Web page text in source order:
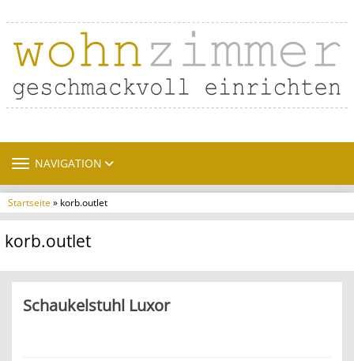
TOGGLE NAVIGATION
NAVIGATION
Startseite» korb.outlet
korb.outlet
Schaukelstuhl Luxor